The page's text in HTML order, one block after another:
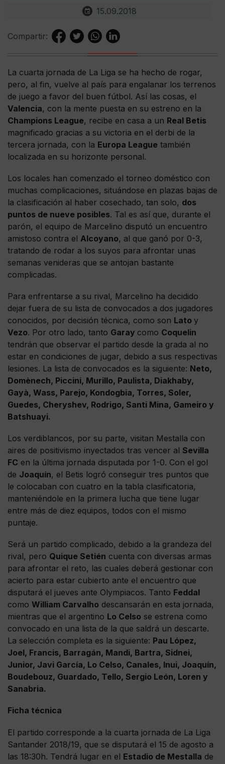
15.09.2018
Compartir:
La cuarta jornada de La Liga se ha hecho de rogar,
pero, al fin, vuelve al país para engalanar los terrenos
de juego a favor del buen fútbol. Así las cosas, el
Valencia, con la mente puesta en su estreno en la
Champions League, recibe en casa a un Real Betis
magnificado gracias a su victoria en el derbi de la
tercera jornada, con la Europa League también
localizada en su horizonte personal.
Los locales han comenzado el torneo doméstico con
muchas complicaciones, situándose en plazas bajas de
la clasificación al haber cosechado, tan solo, dos
puntos de nueve posibles. Tal es así que, durante el
parón, el equipo de Marcelino disputó un encuentro
amistoso contra el Alcoyano, al que ganó por 0-3,
tratando de rodar a los suyos para afrontar unas
semanas venideras que se antojan bastante
complicadas.
Para enfrentarse a su rival, Marcelino ha decidido
dejar fuera de su lista de convocados a dos jugadores
conocidos, por decisión técnica, como son Lato y
Vezo. Por otro lado, tanto Garay como Coquelin
tendrán que observar el partido desde la grada al no
estar en condiciones de jugar, debido a sus respectivas
lesiones. La lista de convocados es la siguiente: Neto,
Domènech, Piccini, Murillo, Paulista, Diakhaby,
Gayà, Wass, Parejo, Kondogbia, Torres, Soler,
Guedes, Cheryshev, Rodrigo, Santi Mina, Gameiro y
Batshuayi.
Los verdiblancos, por su parte, visitan Mestalla con
aires de positivismo inyectados tras vencer al Sevilla
FC en la última jornada disputada por 1-0. Con el gol
de Joaquín, el Betis logró conseguir tres puntos que
le colocaban con cuatro en la tabla clasificatoria,
manteniéndole en la primera lucha que tiene lugar
entre más de diez equipos, todos con el mismo
puntaje.
Será un partido complicado, debido a la grandeza del
rival, pero Quique Setién cuenta con diversas armas
para afrontar el reto, las cuales deberá gestionar con
acierto para estar cubierto ante el encuentro que
disputará el jueves ante Olympiacos. Tanto Feddal
como William Carvalho descansarán en esta jornada,
mientras que el argentino Lo Celso se estrena como
convocado en una lista de la que saldrá un descarte.
La selección completa es la siguiente: Pau López,
Joel, Francis, Barragán, Mandi, Bartra, Sidnei,
Junior, Javi García, Lo Celso, Canales, Inui, Joaquín,
Boudebouz, Guardado, Tello, Sergio León, Loren y
Sanabria.
Ficha técnica
El partido corresponde a la cuarta jornada de La Liga
Santander 2018/19, que se disputará el 15 de agosto a
las 18:30h. Tendrá lugar en el Estadio de Mestalla de